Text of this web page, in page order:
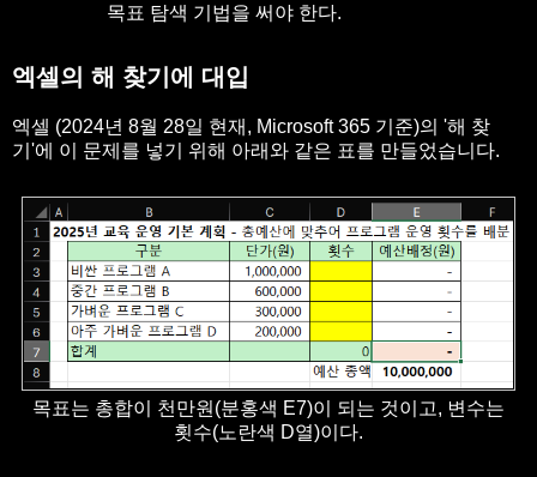
목표 탐색 기법을 써야 한다.
엑셀의 해 찾기에 대입
엑셀 (2024년 8월 28일 현재, Microsoft 365 기준)의 '해 찾
기'에 이 문제를 넣기 위해 아래와 같은 표를 만들었습니다.
목표는 총합이 천만원(분홍색 E7)이 되는 것이고, 변수는
횟수(노란색 D열)이다.